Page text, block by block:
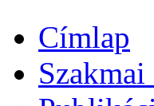
Címlap